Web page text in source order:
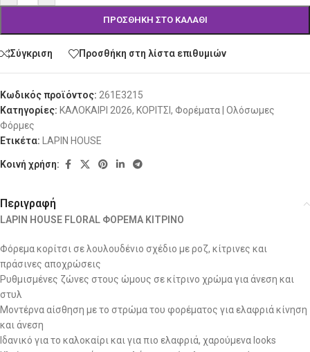
ΠΡΟΣΘΉΚΗ ΣΤΟ ΚΑΛΆΘΙ
Σύγκριση Προσθήκη στη λίστα επιθυμιών
Κωδικός προϊόντος: 261E3215
Κατηγορίες: ΚΑΛΟΚΑΙΡΙ 2026, ΚΟΡΙΤΣΙ , Φορέματα | Ολόσωμες
Φόρμες
Ετικέτα:
LAPIN HOUSE
Κοινή χρήση:
Περιγραφή
LAPIN HOUSE FLORAL ΦΟΡΕΜΑ ΚΙΤΡΙΝΟ
Φόρεμα κορίτσι σε λουλουδένιο σχέδιο με ροζ, κίτρινες και
πράσινες αποχρώσεις
Ρυθμισμένες ζώνες στους ώμους σε κίτρινο χρώμα για άνεση και
στυλ
Μοντέρνα αίσθηση με το στρώμα του φορέματος για ελαφριά κίνηση
και άνεση
Ιδανικό για το καλοκαίρι και για πιο ελαφριά, χαρούμενα looks